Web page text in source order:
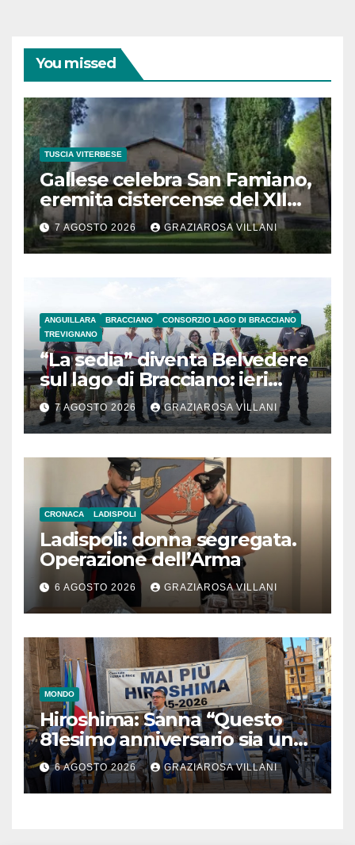
You missed
TUSCIA VITERBESE
Gallese celebra San Famiano,
eremita cistercense del XII
secolo
7 AGOSTO 2026 GRAZIAROSA VILLANI
ANGUILLARA BRACCIANO
CONSORZIO LAGO DI BRACCIANO
TREVIGNANO
“La sedia” diventa Belvedere
sul lago di Bracciano: ieri
l’inaugurazione
7 AGOSTO 2026 GRAZIAROSA VILLANI
CRONACA LADISPOLI
Ladispoli: donna segregata.
Operazione dell’Arma
6 AGOSTO 2026 GRAZIAROSA VILLANI
MONDO
Hiroshima: Sanna “Questo
81esimo anniversario sia un
monito per tutti”
6 AGOSTO 2026 GRAZIAROSA VILLANI